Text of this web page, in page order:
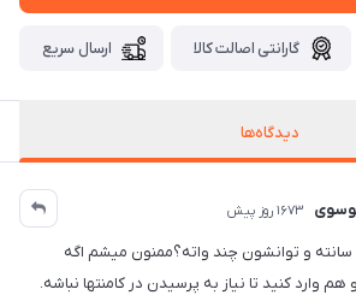
گارانتی اصالت کالا ارسال سریع
دیدگاه‌ها
1673 روز پیش
سانته و توانشون چند واته؟ممنون میشم اگه
کنید تا نیاز به پرسیدن در کامنتها نباشه.